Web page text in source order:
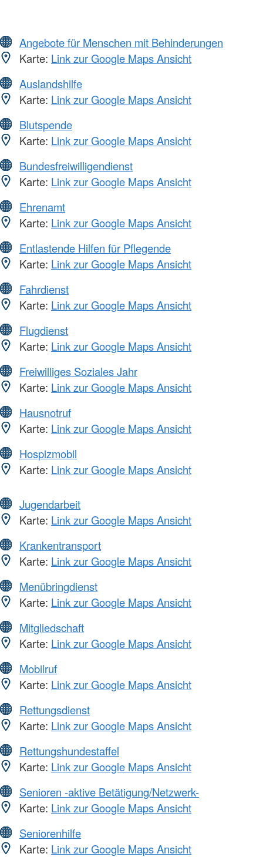
Angebote für Menschen mit Behinderungen
Karte: Link zur Google Maps Ansicht
Auslandshilfe
Karte: Link zur Google Maps Ansicht
Blutspende
Karte: Link zur Google Maps Ansicht
Bundesfreiwilligendienst
Karte: Link zur Google Maps Ansicht
Ehrenamt
Karte: Link zur Google Maps Ansicht
Entlastende Hilfen für Pflegende
Karte: Link zur Google Maps Ansicht
Fahrdienst
Karte: Link zur Google Maps Ansicht
Flugdienst
Karte: Link zur Google Maps Ansicht
Freiwilliges Soziales Jahr
Karte: Link zur Google Maps Ansicht
Hausnotruf
Karte: Link zur Google Maps Ansicht
Hospizmobil
Karte: Link zur Google Maps Ansicht
Jugendarbeit
Karte: Link zur Google Maps Ansicht
Krankentransport
Karte: Link zur Google Maps Ansicht
Menübringdienst
Karte: Link zur Google Maps Ansicht
Mitgliedschaft
Karte: Link zur Google Maps Ansicht
Mobilruf
Karte: Link zur Google Maps Ansicht
Rettungsdienst
Karte: Link zur Google Maps Ansicht
Rettungshundestaffel
Karte: Link zur Google Maps Ansicht
Senioren -aktive Betätigung/Netzwerk-
Karte: Link zur Google Maps Ansicht
Seniorenhilfe
Karte: Link zur Google Maps Ansicht